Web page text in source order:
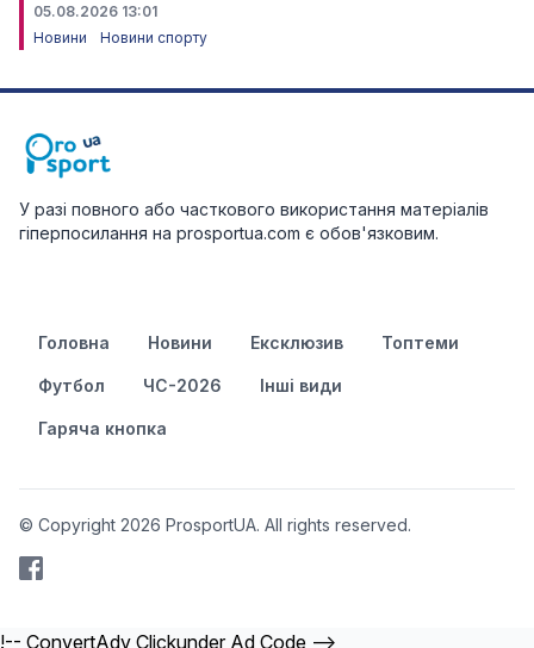
05.08.2026 13:01
Новини
Новини спорту
У разі повного або часткового використання матеріалів
гіперпосилання на prosportua.com є обов'язковим.
Головна Новини Ексклюзив Топтеми
Футбол ЧС-2026 Інші види
Гаряча кнопка
© Copyright 2026 ProsportUA. All rights reserved.
!-- ConvertAdv Clickunder Ad Code -->